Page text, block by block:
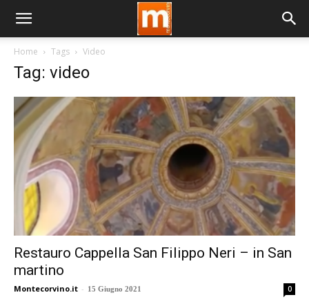
Home Tags Video
Tag: video
Restauro Cappella San Filippo Neri – in San
martino
Montecorvino.it - 15 Giugno 2021 0